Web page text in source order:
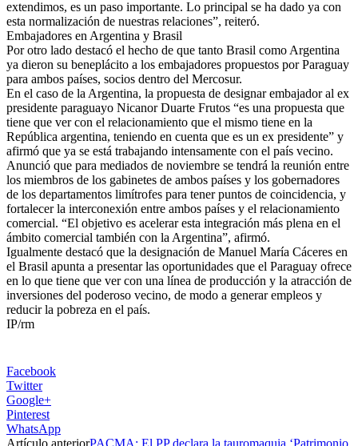
extendimos, es un paso importante. Lo principal se ha dado ya con
esta normalización de nuestras relaciones”, reiteró.
Embajadores en Argentina y Brasil
Por otro lado destacó el hecho de que tanto Brasil como Argentina
ya dieron su beneplácito a los embajadores propuestos por Paraguay
para ambos países, socios dentro del Mercosur.
En el caso de la Argentina, la propuesta de designar embajador al ex
presidente paraguayo Nicanor Duarte Frutos “es una propuesta que
tiene que ver con el relacionamiento que el mismo tiene en la
República argentina, teniendo en cuenta que es un ex presidente” y
afirmó que ya se está trabajando intensamente con el país vecino.
Anunció que para mediados de noviembre se tendrá la reunión entre
los miembros de los gabinetes de ambos países y los gobernadores
de los departamentos limítrofes para tener puntos de coincidencia, y
fortalecer la interconexión entre ambos países y el relacionamiento
comercial. “El objetivo es acelerar esta integración más plena en el
ámbito comercial también con la Argentina”, afirmó.
Igualmente destacó que la designación de Manuel María Cáceres en
el Brasil apunta a presentar las oportunidades que el Paraguay ofrece
en lo que tiene que ver con una línea de producción y la atracción de
inversiones del poderoso vecino, de modo a generar empleos y
reducir la pobreza en el país.
IP/rm
Facebook
Twitter
Google+
Pinterest
WhatsApp